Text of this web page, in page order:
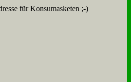
für Kon­su­mas­ke­ten ;-)